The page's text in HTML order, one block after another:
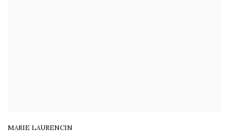
MARIE LAURENCIN